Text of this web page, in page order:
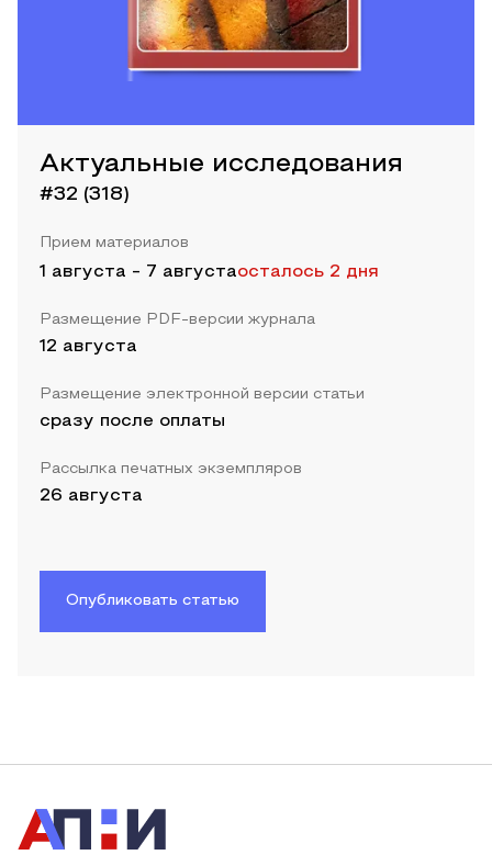
Актуальные исследования
#32 (318)
Прием материалов
1 августа - 7 августаосталось 2 дня
Размещение PDF-версии журнала
12 августа
Размещение электронной версии статьи
сразу после оплаты
Рассылка печатных экземпляров
26 августа
Опубликовать статью